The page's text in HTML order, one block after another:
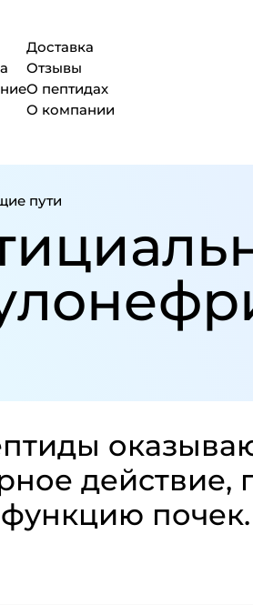
Доставка
Отзывы
О пептидах
О компании
пути
действие,
почек.